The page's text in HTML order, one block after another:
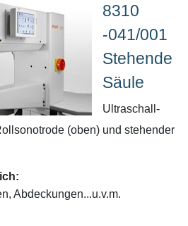
8310
-041/001
Stehende
Säule
Ultraschall-
(oben) und stehender
Abdeckungen...u.v.m.